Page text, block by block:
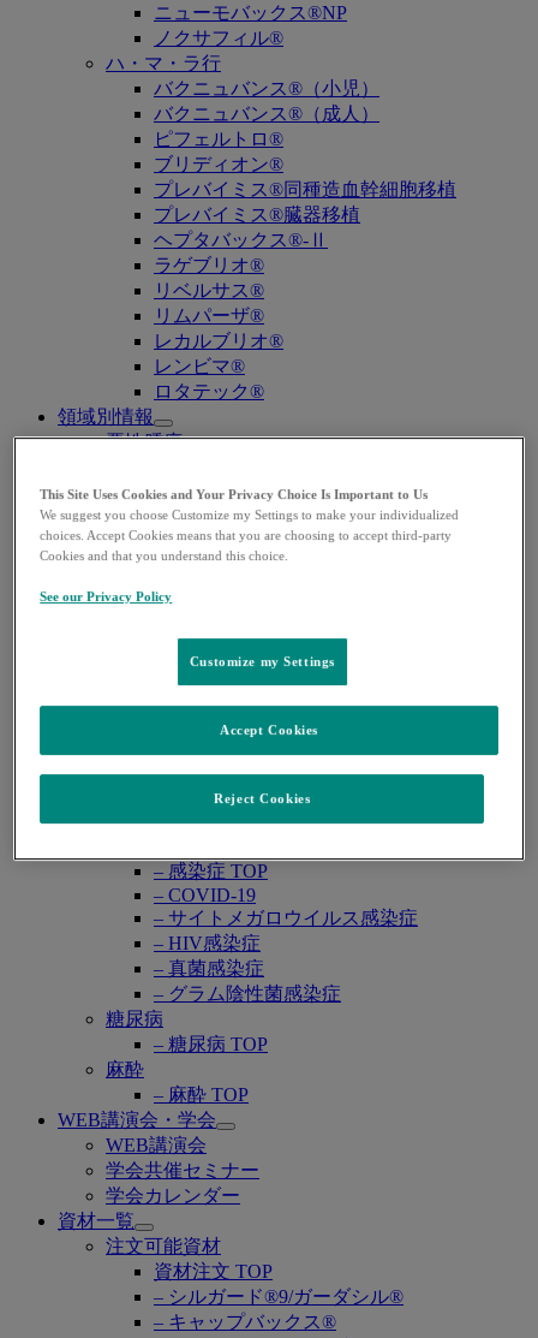
ニューモバックス®NP
ノクサフィル®
ハ・マ・ラ行
バクニュバンス®（小児）
バクニュバンス®（成人）
ピフェルトロ®
ブリディオン®
プレバイミス®同種造血幹細胞移植
プレバイミス®臓器移植
ヘプタバックス®-Ⅱ
ラゲブリオ®
リベルサス®
リムパーザ®
レカルブリオ®
レンビマ®
ロタテック®
領域別情報
Open
悪性腫瘍
– 婦人科癌
– 泌尿器癌
– 消化器癌
肺高血圧症
– 肺高血圧症 TOP
– CTEPH （慢性血栓塞栓性肺高血圧症）
ワクチン・予防抗体薬
– ロタウイルス感染症
– 肺炎球菌感染症
– B型肝炎
– RSウイルス感染症
– 感染症 TOP
– COVID-19
– サイトメガロウイルス感染症
– HIV感染症
– 真菌感染症
– グラム陰性菌感染症
糖尿病
– 糖尿病 TOP
麻酔
– 麻酔 TOP
WEB講演会・学会
Open
WEB講演会
学会共催セミナー
学会カレンダー
資材一覧
Open
submenu
注文可能資材
資材注文 TOP
– シルガード®9/ガーダシル®
– キャップバックス®
This Site Uses Cookies and Your Privacy Choice Is Important to Us
We suggest you choose Customize my Settings to make your individualized
choices. Accept Cookies means that you are choosing to accept third-party
Cookies and that you understand this choice.
See our Privacy Policy
Customize my Settings
Reject Cookies
Accept Cookies